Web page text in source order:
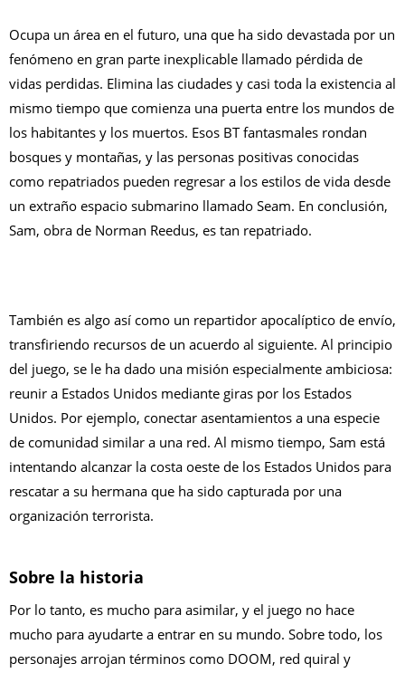
Ocupa un área en el futuro, una que ha sido devastada por un
fenómeno en gran parte inexplicable llamado pérdida de
vidas perdidas. Elimina las ciudades y casi toda la existencia al
mismo tiempo que comienza una puerta entre los mundos de
los habitantes y los muertos. Esos BT fantasmales rondan
bosques y montañas, y las personas positivas conocidas
como repatriados pueden regresar a los estilos de vida desde
un extraño espacio submarino llamado Seam. En conclusión,
Sam, obra de Norman Reedus, es tan repatriado.
También es algo así como un repartidor apocalíptico de envío,
transfiriendo recursos de un acuerdo al siguiente. Al principio
del juego, se le ha dado una misión especialmente ambiciosa:
reunir a Estados Unidos mediante giras por los Estados
Unidos. Por ejemplo, conectar asentamientos a una especie
de comunidad similar a una red. Al mismo tiempo, Sam está
intentando alcanzar la costa oeste de los Estados Unidos para
rescatar a su hermana que ha sido capturada por una
organización terrorista.
Sobre la historia
Por lo tanto, es mucho para asimilar, y el juego no hace
mucho para ayudarte a entrar en su mundo. Sobre todo, los
personajes arrojan términos como DOOM, red quiral y